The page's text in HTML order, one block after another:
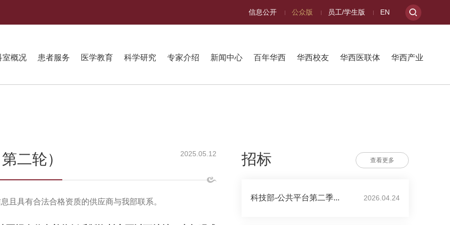
信息公开 公众版 员工/学生版 EN
室概况 患者服务 医学教育 科学研究 专家介绍 新闻中心 百年华西 华西校友 华西医联体 华西产业
二轮） 2025.05.12
且具有合法合格资质的供应商与我部联系。
招标 查看更多
科技部-公共平台第二季... 2026.04.24